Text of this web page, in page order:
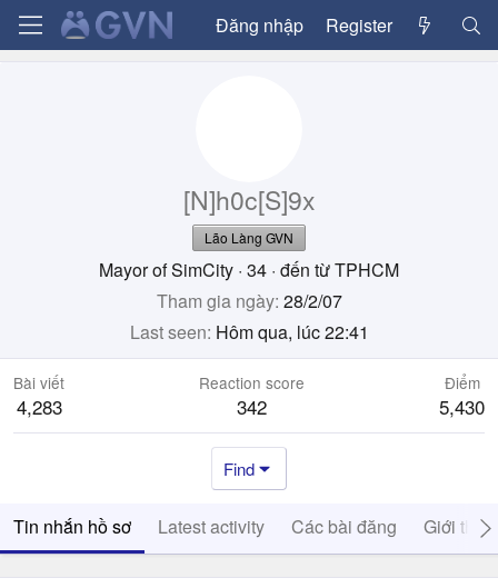
Đăng nhập Register
[N]h0c[S]9x
Lão Làng GVN
Mayor of SimCity · 34 · đến từTPHCM
Tham gia ngày 28/2/07
Last seen Hôm qua, lúc 22:41
Bài viết
4,283
Reaction score
342
Điểm
5,430
Find
Tin nhắn hồ sơ Latest activity Các bài đăng Giới thiệu